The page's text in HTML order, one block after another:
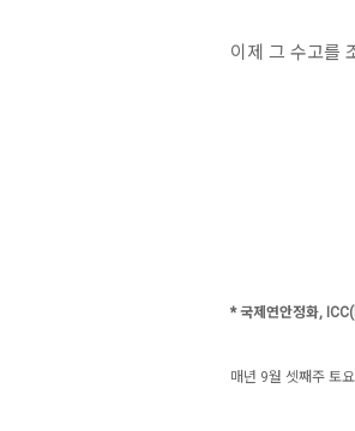
이제 그 수고를
* 국제연안정화,
매년 9월 셋째주 토